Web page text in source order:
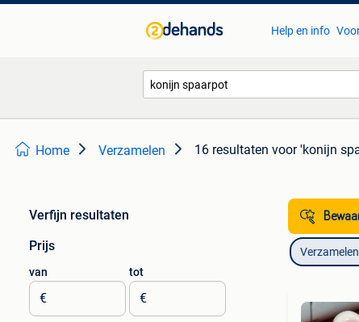
Help en info
Home Verzamelen 16 resultaten voor 'konijn
Verfijn resultaten
Prijs
van
€
tot
€
Verzamelen